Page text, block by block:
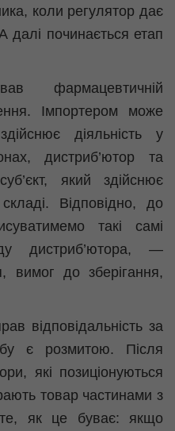
коли регулятор дає
далі починається етап
фармацевтичній
Імпортером може
діяльність у
дистриб’ютор та
який здійснює
Відповідно, до
такі самі
дистриб’ютора, —
вимог до зберігання,
відповідальність за
є розмитою. Після
які позиціонуються
товар частинами з
як це буває: якщо